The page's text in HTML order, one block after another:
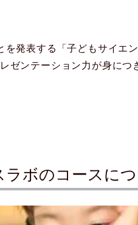
を発表する「子どもサイエ
ゼンテーション力が身につ
ラボのコースに